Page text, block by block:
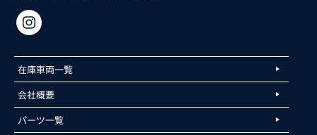
在庫車両一覧
会社概要
パーツ一覧